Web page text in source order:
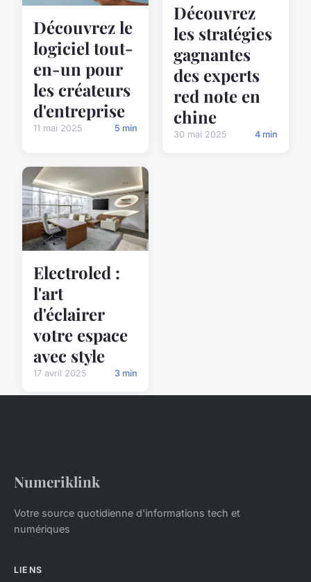
Découvrez le
logiciel tout-
en-un pour
les créateurs
d'entreprise
11 mai 2025 5 min
Découvrez
les stratégies
gagnantes
des experts
red note en
chine
30 mai 2025 4 min
Electroled :
l'art
d'éclairer
votre espace
avec style
17 avril 2025 3 min
Numeriklink
Votre source quotidienne d'informations tech et
numériques
LIENS